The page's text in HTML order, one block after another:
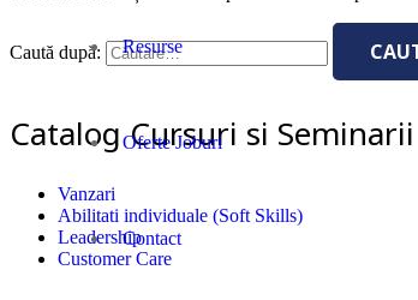
Resurse
Oferte Joburi
Contact
Caută după:
Catalog Cursuri si Seminarii
Vanzari
Abilitati individuale (Soft Skills)
Leadership
Customer Care